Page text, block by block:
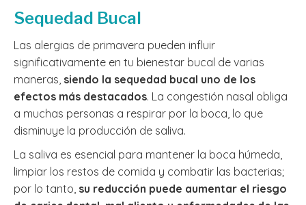
Sequedad Bucal
Las alergias de primavera pueden influir
significativamente en tu bienestar bucal de varias
maneras, siendo la sequedad bucal uno de los
efectos más destacados. La congestión nasal obliga
a muchas personas a respirar por la boca, lo que
disminuye la producción de saliva.
La saliva es esencial para mantener la boca húmeda,
limpiar los restos de comida y combatir las bacterias;
por lo tanto, su reducción puede aumentar el riesgo